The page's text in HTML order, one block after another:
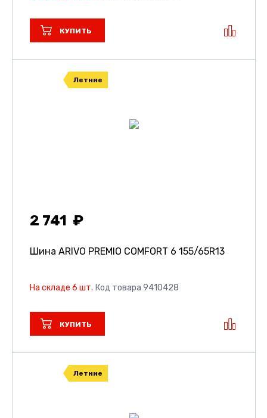
КУПИТЬ
Летние
2 741
Шина ARIVO PREMIO COMFORT 6 155/65R13
На складе 6 шт. Код товара 9410428
КУПИТЬ
Летние